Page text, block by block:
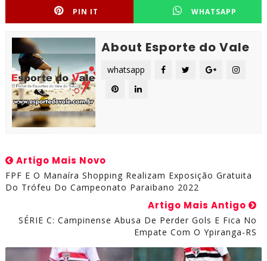
PIN IT WHATSAPP
About Esporte do Vale
whatsapp
Artigo Mais Novo
FPF E O Manaíra Shopping Realizam Exposição Gratuita
Do Trófeu Do Campeonato Paraibano 2022
Artigo Mais Antigo
SÉRIE C: Campinense Abusa De Perder Gols E Fica No
Empate Com O Ypiranga-RS